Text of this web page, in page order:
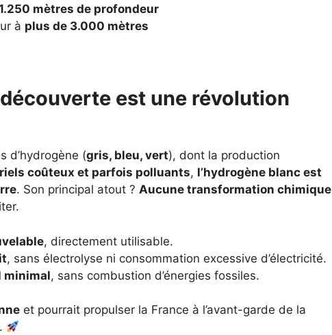
mètres de profondeur
à plus de 3.000 mètres
est une révolution
d’hydrogène (gris, bleu, vert), dont la production
coûteux et parfois polluants, l’hydrogène blanc est
. Son principal atout ? Aucune transformation chimique
, directement utilisable.
, sans électrolyse ni consommation excessive d’électricité.
minimal, sans combustion d’énergies fossiles.
et pourrait propulser la France à l’avant-garde de la